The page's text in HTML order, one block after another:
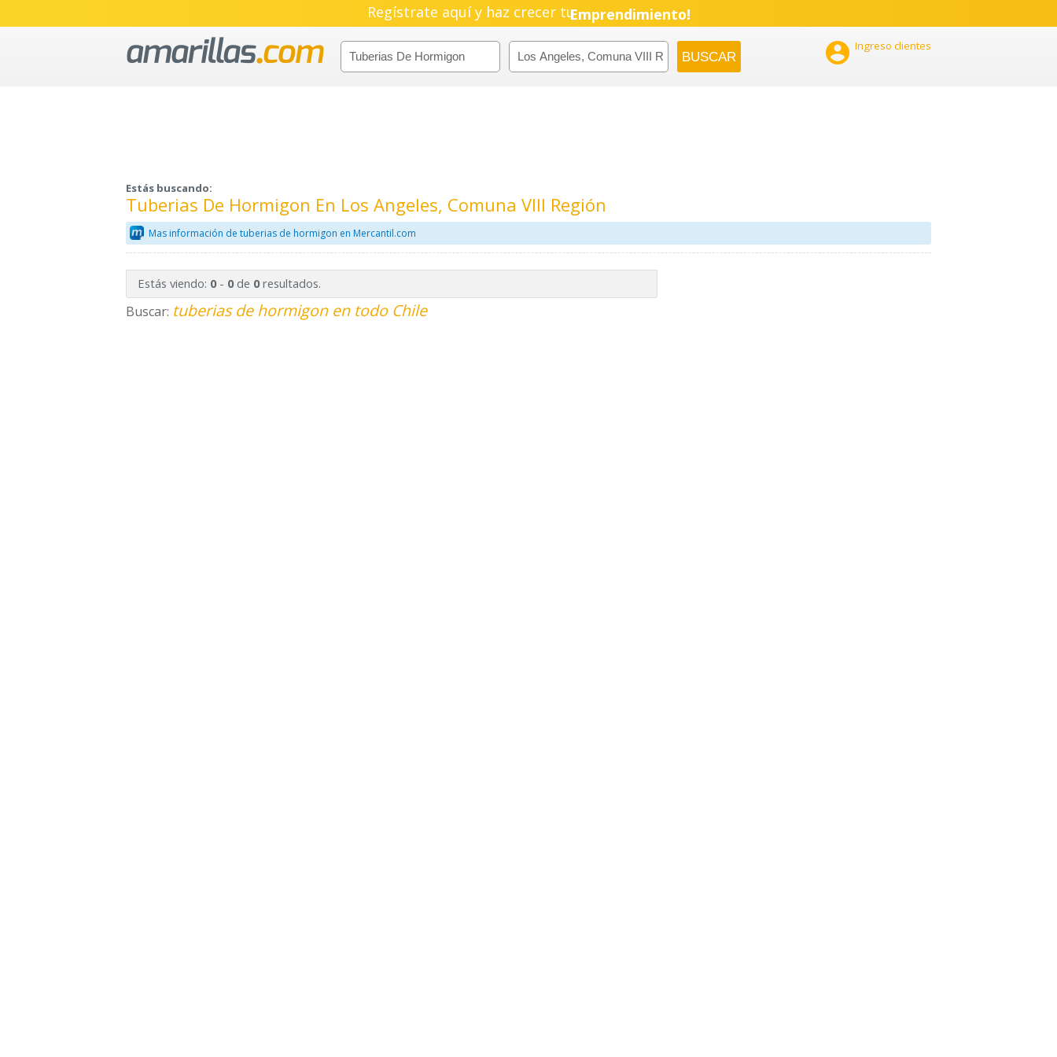
Regístrate aquí y haz crecer tu
Emprendimiento!
 Ingreso clientes
Estás buscando:
Tuberias De Hormigon En Los Angeles, Comuna VIII Región
Mas información de tuberias de hormigon en Mercantil.com
Estás viendo: 0- 0de 0resultados.
Buscar: tuberias de hormigon en todo Chile